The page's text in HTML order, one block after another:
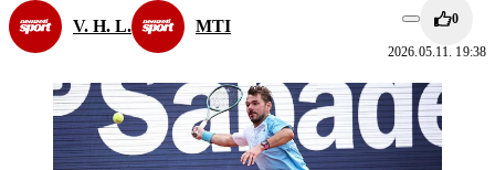
V. H. L. MTI 0
2026.05.11. 19:38